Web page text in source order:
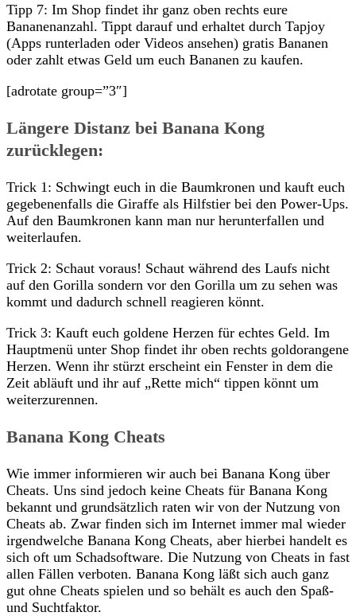
Tipp 7: Im Shop findet ihr ganz oben rechts eure
Bananenanzahl. Tippt darauf und erhaltet durch Tapjoy
(Apps runterladen oder Videos ansehen) gratis Bananen
oder zahlt etwas Geld um euch Bananen zu kaufen.
[adrotate group=”3″]
Längere Distanz bei Banana Kong
zurücklegen:
Trick 1: Schwingt euch in die Baumkronen und kauft euch
gegebenenfalls die Giraffe als Hilfstier bei den Power-Ups.
Auf den Baumkronen kann man nur herunterfallen und
weiterlaufen.
Trick 2: Schaut voraus! Schaut während des Laufs nicht
auf den Gorilla sondern vor den Gorilla um zu sehen was
kommt und dadurch schnell reagieren könnt.
Trick 3: Kauft euch goldene Herzen für echtes Geld. Im
Hauptmenü unter Shop findet ihr oben rechts goldorangene
Herzen. Wenn ihr stürzt erscheint ein Fenster in dem die
Zeit abläuft und ihr auf „Rette mich“ tippen könnt um
weiterzurennen.
Banana Kong Cheats
Wie immer informieren wir auch bei Banana Kong über
Cheats. Uns sind jedoch keine Cheats für Banana Kong
bekannt und grundsätzlich raten wir von der Nutzung von
Cheats ab. Zwar finden sich im Internet immer mal wieder
irgendwelche Banana Kong Cheats, aber hierbei handelt es
sich oft um Schadsoftware. Die Nutzung von Cheats in fast
allen Fällen verboten. Banana Kong läßt sich auch ganz
gut ohne Cheats spielen und so behält es auch den Spaß-
und Suchtfaktor.